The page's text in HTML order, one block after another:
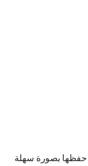
حفظها بصورة سهلة